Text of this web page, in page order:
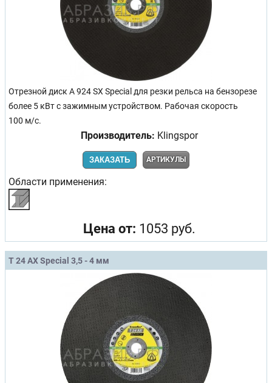
Отрезной диск A 924 SX Special для резки рельса на бензорезе
более 5 кВт с зажимным устройством. Рабочая скорость
100 м/с.
Производитель: Klingspor
ЗАКАЗАТЬ АРТИКУЛЫ
Области применения:
Цена от: 1053 руб.
T 24 AX Special 3,5 - 4 мм